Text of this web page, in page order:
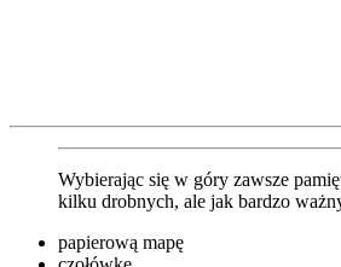
Wybierając się w góry zawsze
kilku drobnych, ale jak bardzo
papierową mapę